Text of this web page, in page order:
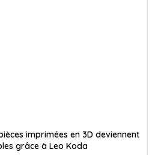
imprimées en 3D deviennent
grâce à Leo Koda